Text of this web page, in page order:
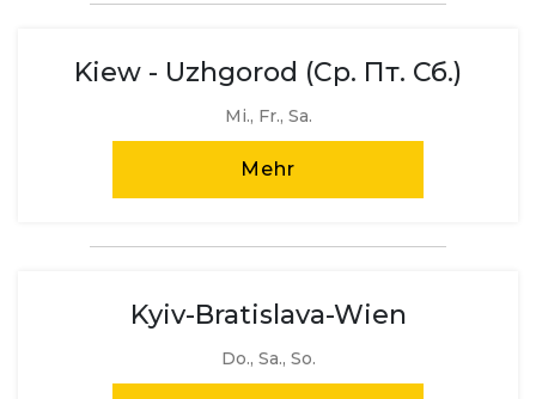
Kiew - Uzhgorod (Ср. Пт. Сб.)
Mi., Fr., Sa.
Mehr
Kyiv-Bratislava-Wien
Do., Sa., So.